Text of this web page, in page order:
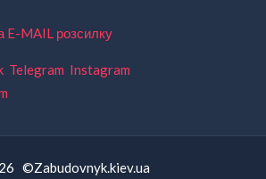
E-MAIL розсилку
Telegram Instagram
©Zabudovnyk.kiev.ua